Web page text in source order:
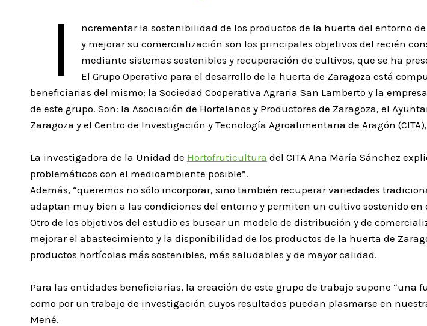
I
ncrementar la sostenibilidad de los productos de la huerta del entorno
y mejorar su comercialización son los principales objetivos del recién
mediante sistemas sostenibles y recuperación de cultivos, que se ha
El Grupo Operativo para el desarrollo de la huerta de Zaragoza está
beneficiarias del mismo: la Sociedad Cooperativa Agraria San Lamberto y la
de este grupo. Son: la Asociación de Hortelanos y Productores de Zaragoza, el
Zaragoza y el Centro de Investigación y Tecnología Agroalimentaria de Aragón
La investigadora de la Unidad de Hortofruticultura del CITA Ana María Sánchez
problemáticos con el medioambiente posible”.
Además, “queremos no sólo incorporar, sino también recuperar variedades
adaptan muy bien a las condiciones del entorno y permiten un cultivo sostenido en
Otro de los objetivos del estudio es buscar un modelo de distribución y de
mejorar el abastecimiento y la disponibilidad de los productos de la huerta de
productos hortícolas más sostenibles, más saludables y de mayor calidad.
Para las entidades beneficiarias, la creación de este grupo de trabajo supone “una
como por un trabajo de investigación cuyos resultados puedan plasmarse en
Mené.